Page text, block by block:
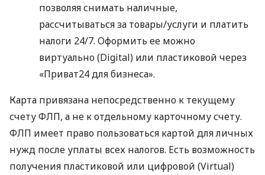
позволяя снимать наличные,
рассчитываться за товары/услуги и платить
налоги 24/7. Оформить ее можно
виртуально (Digital) или пластиковой через
«Приват24 для бизнеса».
Карта привязана непосредственно к текущему
счету ФЛП, а не к отдельному карточному счету.
ФЛП имеет право пользоваться картой для личных
нужд после уплаты всех налогов. Есть возможность
получения пластиковой или цифровой (Virtual)